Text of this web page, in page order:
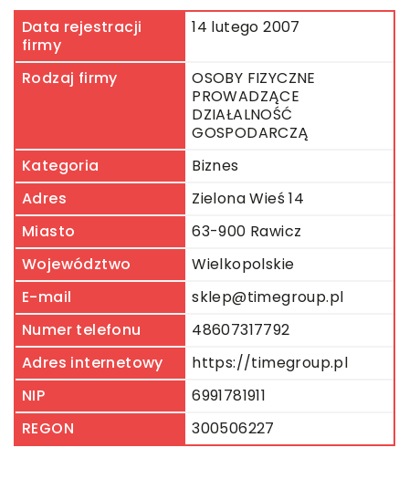
Data rejestracji
firmy
14 lutego 2007
Rodzaj firmy
OSOBY FIZYCZNE
PROWADZĄCE
DZIAŁALNOŚĆ
GOSPODARCZĄ
Kategoria
Biznes
Adres
Zielona Wieś 14
Miasto
63-900 Rawicz
Województwo
Wielkopolskie
E-mail
sklep@timegroup.pl
Numer telefonu
48607317792
Adres internetowy
https://timegroup.pl
NIP
6991781911
REGON
300506227